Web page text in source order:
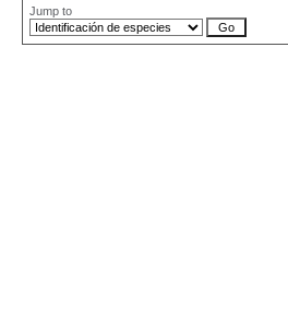
Jump to